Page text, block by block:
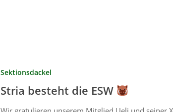
Sektionsdackel
Stria besteht die ESW